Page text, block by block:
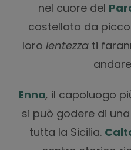
nel cuore del
costellato da
loro lentezza ti
Enna, il capoluogo
si può godere di
tutta la Sicilia.